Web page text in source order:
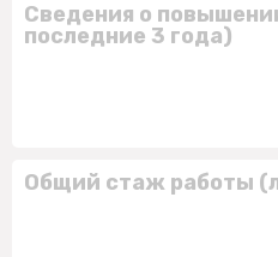
Сведения о
последние 3 года)
Общий стаж работы